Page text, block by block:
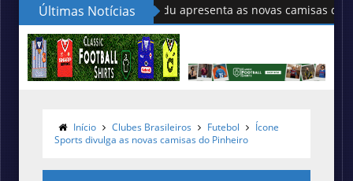
Últimas NotíciasSudu apresenta as novas camisas do País de
Início Clubes Brasileiros Futebol
Ícone
Sports divulga as novas camisas do Pinheiro